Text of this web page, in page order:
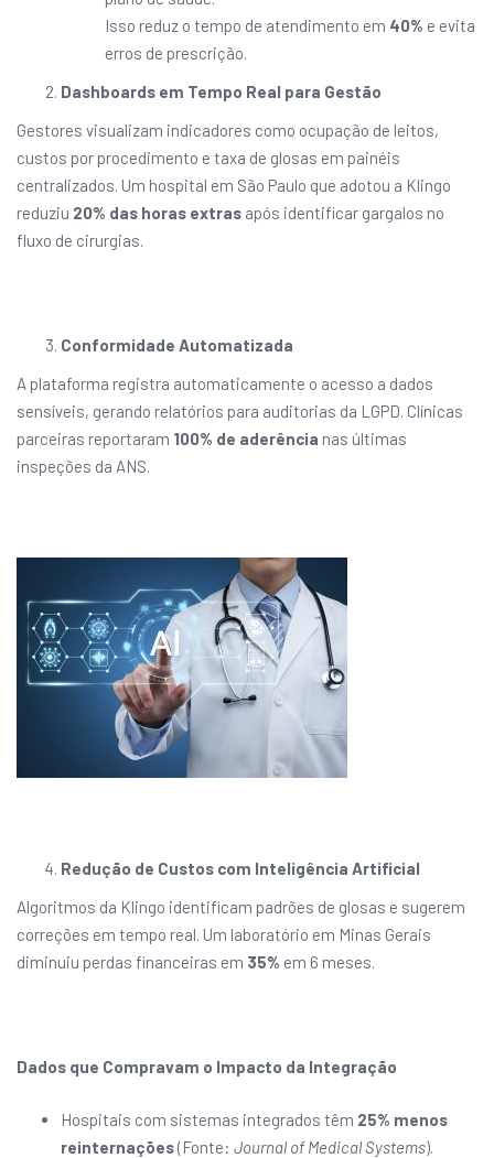
Isso reduz o tempo de atendimento em 40% e evita
erros de prescrição.
Dashboards em Tempo Real para Gestão
Gestores visualizam indicadores como ocupação de leitos,
custos por procedimento e taxa de glosas em painéis
centralizados. Um hospital em São Paulo que adotou a Klingo
reduziu 20% das horas extras após identificar gargalos no
fluxo de cirurgias.
Conformidade Automatizada
A plataforma registra automaticamente o acesso a dados
sensíveis, gerando relatórios para auditorias da LGPD. Clínicas
parceiras reportaram 100% de aderência nas últimas
inspeções da ANS.
Redução de Custos com Inteligência Artificial
Algoritmos da Klingo identificam padrões de glosas e sugerem
correções em tempo real. Um laboratório em Minas Gerais
diminuiu perdas financeiras em 35% em 6 meses.
Dados que Compravam o Impacto da Integração
Hospitais com sistemas integrados têm 25% menos
reinternações(Fonte: Journal of Medical Systems).